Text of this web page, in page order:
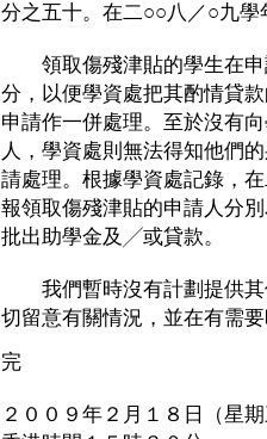
分之五十。在二○○八／○九學
領取傷殘津貼的學生在申
分，以便學資處把其酌情貸
申請作一併處理。至於沒有
人，學資處則無法得知他們
請處理。根據學資處記錄，
報領取傷殘津貼的申請人分
批出助學金及╱或貸款。
我們暫時沒有計劃提供其
切留意有關情況，並在有需
完
２００９年２月１８日（星